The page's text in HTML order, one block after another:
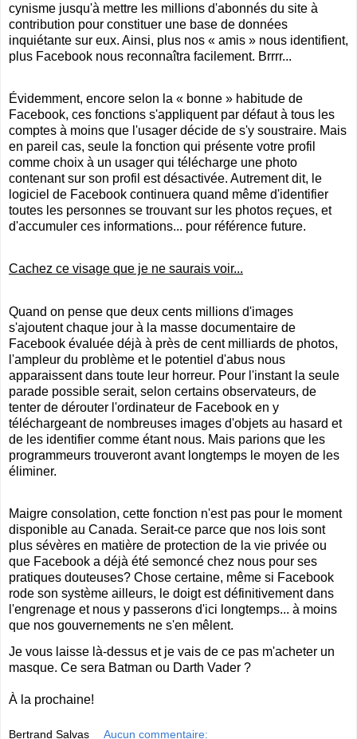
cynisme jusqu'à mettre les millions d'abonnés du site à
contribution pour constituer une base de données
inquiétante sur eux. Ainsi, plus nos « amis » nous identifient,
plus Facebook nous reconnaîtra facilement. Brrrr...
Évidemment, encore selon la « bonne » habitude de
Facebook, ces fonctions s'appliquent par défaut à tous les
comptes à moins que l'usager décide de s'y soustraire. Mais
en pareil cas, seule la fonction qui présente votre profil
comme choix à un usager qui télécharge une photo
contenant sur son profil est désactivée. Autrement dit, le
logiciel de Facebook continuera quand même d'identifier
toutes les personnes se trouvant sur les photos reçues, et
d'accumuler ces informations... pour référence future.
Cachez ce visage que je ne saurais voir...
Quand on pense que deux cents millions d'images
s'ajoutent chaque jour à la masse documentaire de
Facebook évaluée déjà à près de cent milliards de photos,
l'ampleur du problème et le potentiel d'abus nous
apparaissent dans toute leur horreur. Pour l'instant la seule
parade possible serait, selon certains observateurs, de
tenter de dérouter l'ordinateur de Facebook en y
téléchargeant de nombreuses images d'objets au hasard et
de les identifier comme étant nous. Mais parions que les
programmeurs trouveront avant longtemps le moyen de les
éliminer.
Maigre consolation, cette fonction n'est pas pour le moment
disponible au Canada. Serait-ce parce que nos lois sont
plus sévères en matière de protection de la vie privée ou
que Facebook a déjà été semoncé chez nous pour ses
pratiques douteuses? Chose certaine, même si Facebook
rode son système ailleurs, le doigt est définitivement dans
l'engrenage et nous y passerons d'ici longtemps... à moins
que nos gouvernements ne s'en mêlent.
Je vous laisse là-dessus et je vais de ce pas m'acheter un
masque. Ce sera Batman ou Darth Vader ?
À la prochaine!
Bertrand Salvas Aucun commentaire: